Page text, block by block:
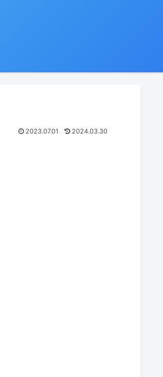
2023.07.01 2024.03.30